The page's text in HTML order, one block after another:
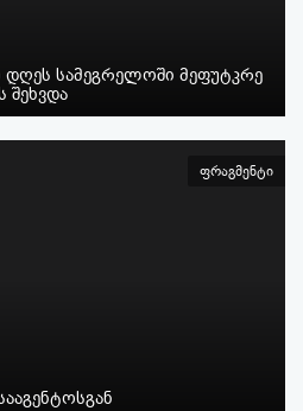
სამეგრელოში მეფუტკრე
შეხვდა
ფრაგმენტი